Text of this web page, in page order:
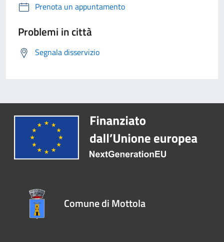
Prenota un appuntamento
Problemi in città
Segnala disservizio
Comune di Mottola